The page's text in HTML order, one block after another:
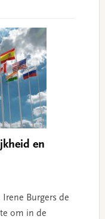
en
Burgers de
om in de